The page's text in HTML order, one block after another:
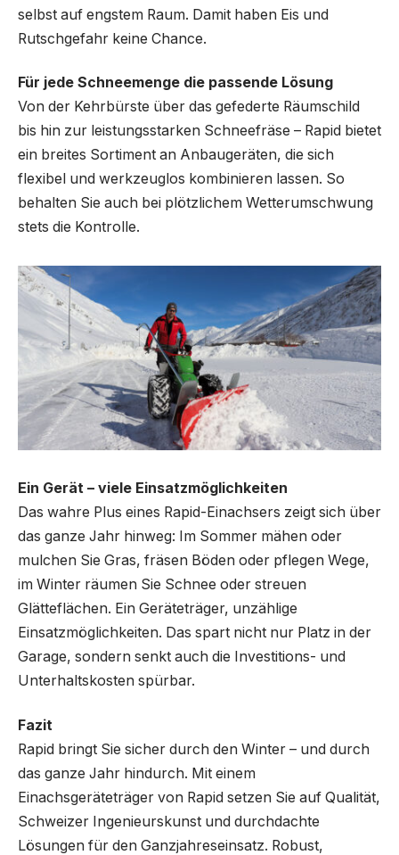
selbst auf engstem Raum. Damit haben Eis und
Rutschgefahr keine Chance.
Für jede Schneemenge die passende Lösung
Von der Kehrbürste über das gefederte Räumschild
bis hin zur leistungsstarken Schneefräse – Rapid bietet
ein breites Sortiment an Anbaugeräten, die sich
flexibel und werkzeuglos kombinieren lassen. So
behalten Sie auch bei plötzlichem Wetterumschwung
stets die Kontrolle.
Ein Gerät – viele Einsatzmöglichkeiten
Das wahre Plus eines Rapid-Einachsers zeigt sich über
das ganze Jahr hinweg: Im Sommer mähen oder
mulchen Sie Gras, fräsen Böden oder pflegen Wege,
im Winter räumen Sie Schnee oder streuen
Glätteflächen. Ein Geräteträger, unzählige
Einsatzmöglichkeiten. Das spart nicht nur Platz in der
Garage, sondern senkt auch die Investitions- und
Unterhaltskosten spürbar.
Fazit
Rapid bringt Sie sicher durch den Winter – und durch
das ganze Jahr hindurch. Mit einem
Einachsgeräteträger von Rapid setzen Sie auf Qualität,
Schweizer Ingenieurskunst und durchdachte
Lösungen für den Ganzjahreseinsatz. Robust,